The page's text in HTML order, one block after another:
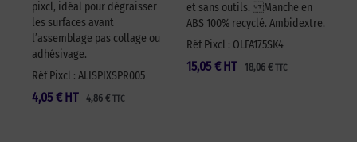
pixcl, idéal pour dégraisser
les surfaces avant
l’assemblage pas collage ou
adhésivage.
Réf Pixcl : ALISPIXSPR005
4,05 € 4,86 € TTC
HT
et sans outils. Manche en
ABS 100% recyclé. Ambidextre.
Réf Pixcl : OLFA175SK4
15,05 € 18,06 € TTC
HT